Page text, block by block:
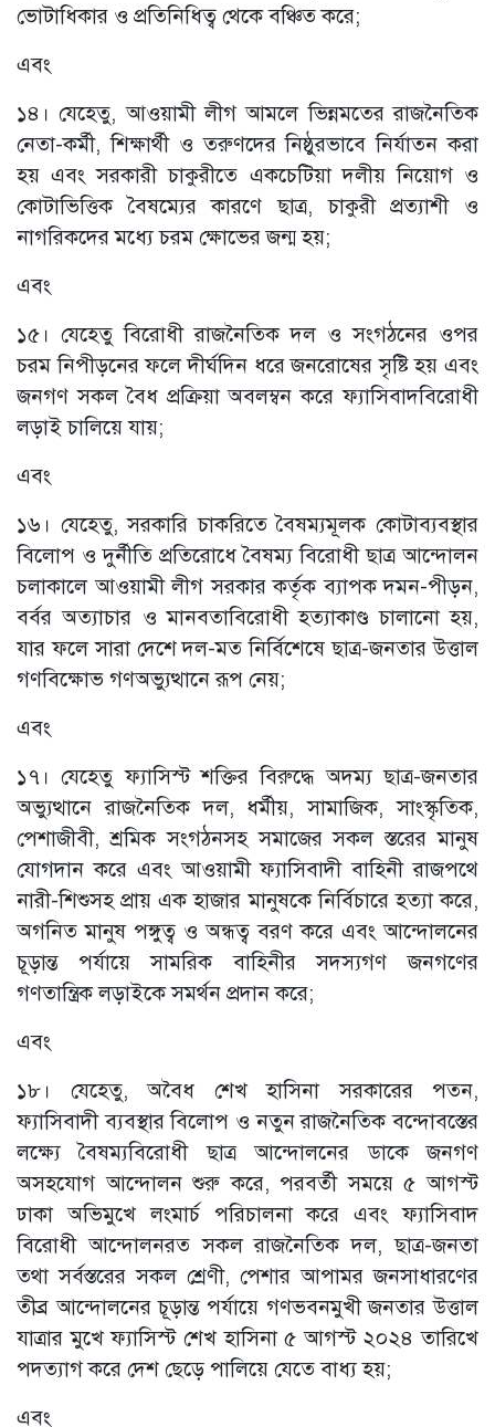
ভোটাধিকার ও প্রতিনিধিত্ব থেকে বঞ্চিত করে;
এবং
১৪। যেহেতু, আওয়ামী লীগ আমলে ভিন্নমতের রাজনৈতিক
নেতা-কর্মী, শিক্ষার্থী ও তরুণদের নিষ্ঠুরভাবে নির্যাতন করা
হয় এবং সরকারী চাকুরীতে একচেটিয়া দলীয় নিয়োগ ও
কোটাভিত্তিক বৈষম্যের কারণে ছাত্র, চাকুরী প্রত্যাশী ও
নাগরিকদের মধ্যে চরম ক্ষোভের জন্ম হয়;
এবং
১৫। যেহেতু বিরোধী রাজনৈতিক দল ও সংগঠনের ওপর
চরম নিপীড়নের ফলে দীর্ঘদিন ধরে জনরোষের সৃষ্টি হয় এবং
জনগণ সকল বৈধ প্রক্রিয়া অবলম্বন করে ফ্যাসিবাদবিরোধী
লড়াই চালিয়ে যায়;
এবং
১৬। যেহেতু, সরকারি চাকরিতে বৈষম্যমূলক কোটাব্যবস্থার
বিলোপ ও দুর্নীতি প্রতিরোধে বৈষম্য বিরোধী ছাত্র আন্দোলন
চলাকালে আওয়ামী লীগ সরকার কর্তৃক ব্যাপক দমন-পীড়ন,
বর্বর অত্যাচার ও মানবতাবিরোধী হত্যাকাণ্ড চালানো হয়,
যার ফলে সারা দেশে দল-মত নির্বিশেষে ছাত্র-জনতার উত্তাল
গণবিক্ষোভ গণঅভ্যুত্থানে রূপ নেয়;
এবং
১৭। যেহেতু ফ্যাসিস্ট শক্তির বিরুদ্ধে অদম্য ছাত্র-জনতার
অভ্যুত্থানে রাজনৈতিক দল, ধর্মীয়, সামাজিক, সাংস্কৃতিক,
পেশাজীবী, শ্রমিক সংগঠনসহ সমাজের সকল স্তরের মানুষ
যোগদান করে এবং আওয়ামী ফ্যাসিবাদী বাহিনী রাজপথে
নারী-শিশুসহ প্রায় এক হাজার মানুষকে নির্বিচারে হত্যা করে,
অগনিত মানুষ পঙ্গুত্ব ও অন্ধত্ব বরণ করে এবং আন্দোলনের
চূড়ান্ত পর্যায়ে সামরিক বাহিনীর সদস্যগণ জনগণের
গণতান্ত্রিক লড়াইকে সমর্থন প্রদান করে;
এবং
১৮। যেহেতু, অবৈধ শেখ হাসিনা সরকারের পতন,
ফ্যাসিবাদী ব্যবস্থার বিলোপ ও নতুন রাজনৈতিক বন্দোবস্তের
লক্ষ্যে বৈষম্যবিরোধী ছাত্র আন্দোলনের ডাকে জনগণ
অসহযোগ আন্দোলন শুরু করে, পরবর্তী সময়ে ৫ আগস্ট
ঢাকা অভিমুখে লংমার্চ পরিচালনা করে এবং ফ্যাসিবাদ
বিরোধী আন্দোলনরত সকল রাজনৈতিক দল, ছাত্র-জনতা
তথা সর্বস্তরের সকল শ্রেণী, পেশার আপামর জনসাধারণের
তীব্র আন্দোলনের চূড়ান্ত পর্যায়ে গণভবনমুখী জনতার উত্তাল
যাত্রার মুখে ফ্যাসিস্ট শেখ হাসিনা ৫ আগস্ট ২০২৪ তারিখে
পদত্যাগ করে দেশ ছেড়ে পালিয়ে যেতে বাধ্য হয়;
এবং